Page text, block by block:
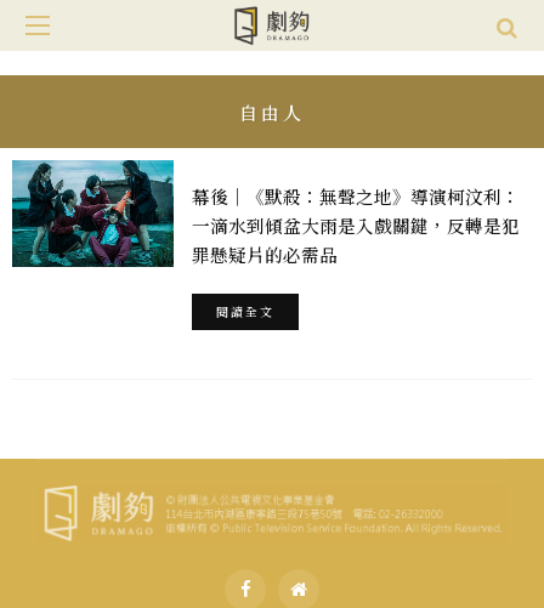
自由人
幕後｜《默殺：無聲之地》導演柯汶利：
一滴水到傾盆大雨是入戲關鍵，反轉是犯
罪懸疑片的必需品
閱讀全文